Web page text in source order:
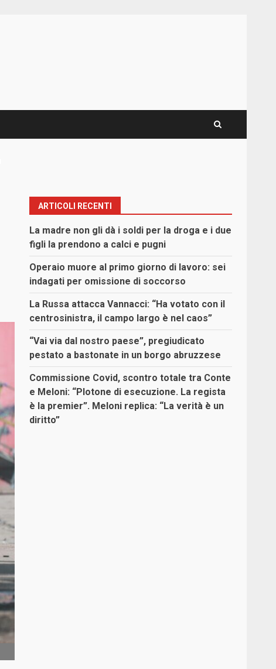
ARTICOLI RECENTI
La madre non gli dà i soldi per la droga e i due
figli la prendono a calci e pugni
Operaio muore al primo giorno di lavoro: sei
indagati per omissione di soccorso
La Russa attacca Vannacci: “Ha votato con il
centrosinistra, il campo largo è nel caos”
“Vai via dal nostro paese”, pregiudicato
pestato a bastonate in un borgo abruzzese
Commissione Covid, scontro totale tra Conte
e Meloni: “Plotone di esecuzione. La regista
è la premier”. Meloni replica: “La verità è un
diritto”